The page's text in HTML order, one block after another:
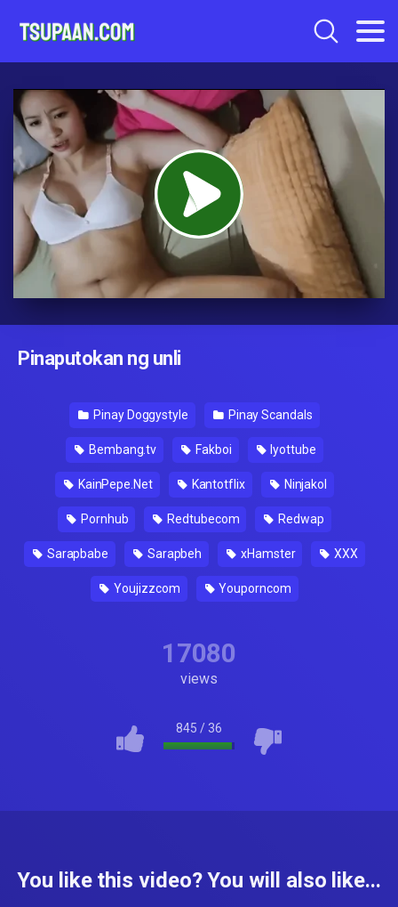
Pinaputokan ng unli
Pinay Doggystyle Pinay Scandals
Bembang.tv Fakboi Iyottube
KainPepe.Net Kantotflix Ninjakol
Pornhub Redtubecom Redwap
Sarapbabe Sarapbeh xHamster XXX
Youjizzcom Youporncom
17080
views
845 / 36
You like this video? You will also like...